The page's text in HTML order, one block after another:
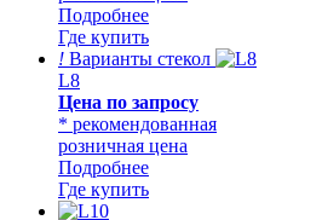
Подробнее
Где купить
! Варианты стекол
L8
Цена по запросу
* рекомендованная
розничная цена
Подробнее
Где купить